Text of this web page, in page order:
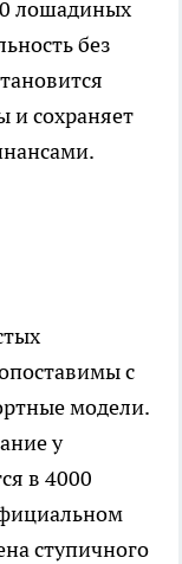
лошадиных
без
и сохраняет
с
модели.
у
в 4000
ступичного